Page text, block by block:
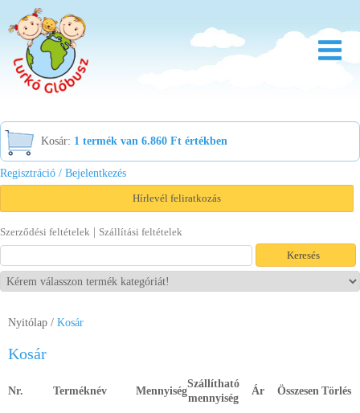
Óvoda
Család
Újdonság
Kapcsolat
Kosár: 1 termék van 6.860 Ft értékben
Regisztráció / Bejelentkezés
Hírlevél feliratkozás
Szerződési feltételek | Szállítási feltételek
Nyitólap / Kosár
Kosár
Nr. Terméknév Mennyiség
Szállítható
mennyiség
Ár Összesen Törlés